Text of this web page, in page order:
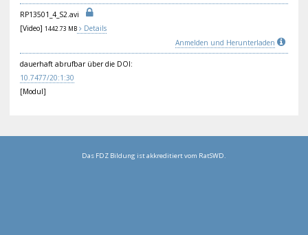
RP13501_4_S2 .avi
[Video] 1442.73 MB
Details
Anmelden und Herunterladen
dauerhaft abrufbar über die DOI:
10. 7477/20:1 :30
[Modul]
Das FDZ Bildung ist akkreditiert vom RatSWD.